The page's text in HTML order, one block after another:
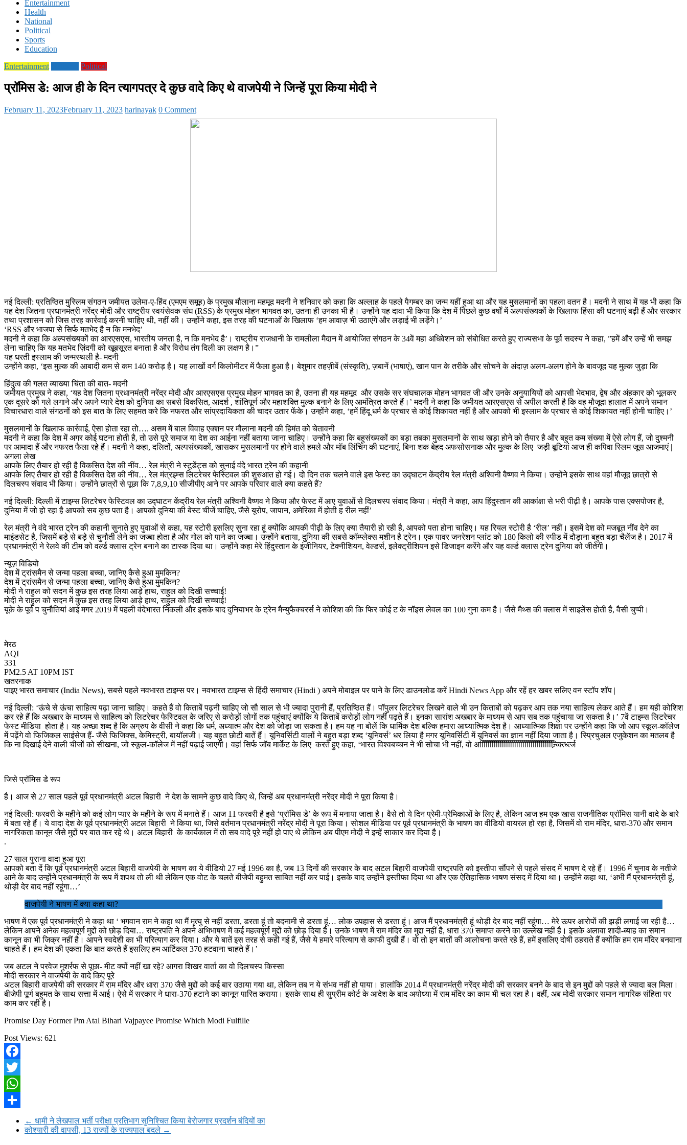
Entertainment
Health
National
Political
Sports
Education
Entertainment
Political
प्रॉमिस डे: आज ही के दिन त्यागपत्र दे कुछ वादे किए थे वाजपेयी ने जिन्हें पूरा किया मोदी ने
February 11, 2023February 11, 2023 harinayak 0 Comment
नई दिल्ली: प्रतिष्ठित मुस्लिम संगठन जमीयत उलेमा-ए-हिंद (एमएम समूह) के प्रमुख मौलाना महमूद मदनी ने शनिवार को कहा कि अल्लाह के पहले पैगम्बर का जन्म यहीं हुआ था और यह मुसलमानों का पहला वतन है। मदनी ने साथ में यह भी कहा कि
यह देश जितना प्रधानमंत्री नरेंद्र मोदी और राष्ट्रीय स्वयंसेवक संघ (RSS) के प्रमुख मोहन भागवत का, उतना ही उनका भी है। उन्होंने यह दावा भी किया कि देश में पिछले कुछ वर्षों में अल्पसंख्यकों के खिलाफ हिंसा की घटनाएं बढ़ी हैं और सरकार
तथा प्रशासन को जिस तरह कार्रवाई करनी चाहिए थी, नहीं की। उन्होंने कहा, इस तरह की घटनाओं के खिलाफ ‘हम आवाज़ भी उठाएंगे और लड़ाई भी लड़ेंगे।’
‘RSS और भाजपा से सिर्फ मतभेद है न कि मनभेद’
मदनी ने कहा कि अल्पसंख्यकों का आरएसएस, भारतीय जनता है, न कि मनभेद है’। राष्ट्रीय राजधानी के रामलीला मैदान में आयोजित संगठन के 34वें महा अधिवेशन को संबोधित करते हुए राज्यसभा के पूर्व सदस्य ने कहा, ”हमें और उन्हें भी समझ
लेना चाहिए कि यह मतभेद ज़िंदगी को खूबसूरत बनाता है और विरोध तंग दिली का लक्षण है।”
यह धरती इस्लाम की जन्मस्थली है- मदनी
उन्होंने कहा, ‘इस मुल्क की आबादी कम से कम 140 करोड़ है। यह लाखों वर्ग किलोमीटर में फैला हुआ है। बेशुमार तहज़ीबें (संस्कृति), ज़बानें (भाषाएं), खान पान के तरीके और सोचने के अंदाज़ अलग-अलग होने के बावजूद यह मुल्क जुड़ा कि
हिंदुत्व की गलत व्याख्या चिंता की बात- मदनी
जमीयत प्रमुख ने कहा, ‘यह देश जितना प्रधानमंत्री नरेंद्र मोदी और आरएसएस प्रमुख मोहन भागवत का है, उतना ही यह महमूद और उसके सर संघचालक मोहन भागवत जी और उनके अनुयायियों को आपसी भेदभाव, द्वेष और अंहकार को भूलकर
एक दूसरे को गले लगाने और अपने प्यारे देश को दुनिया का सबसे विकसित, आदर्श , शांतिपूर्ण और महाशक्ति मुल्क बनाने के लिए आमंत्रित करते हैं।’ मदनी ने कहा कि जमीयत आरएसएस से अपील करती है कि वह मौजूदा हालात में अपने समान
विचारधारा वाले संगठनों को इस बात के लिए सहमत करे कि नफरत और सांप्रदायिकता की चादर उतार फेंके। उन्होंने कहा, ‘हमें हिंदू धर्म के प्रचार से कोई शिकायत नहीं है और आपको भी इस्लाम के प्रचार से कोई शिकायत नहीं होनी चाहिए।’
मुसलमानों के खिलाफ कार्रवाई, ऐसा होता रहा तो…. असम में बाल विवाह एक्शन पर मौलाना मदनी की हिमंत को चेतावनी
मदनी ने कहा कि देश में अगर कोई घटना होती है, तो उसे पूरे समाज या देश का आईना नहीं बताया जाना चाहिए। उन्होंने कहा कि बहुसंख्यकों का बड़ा तबका मुसलमानों के साथ खड़ा होने को तैयार है और बहुत कम संख्या में ऐसे लोग हैं, जो दुश्मनी
पर आमादा हैं और नफरत फैला रहे हैं। मदनी ने कहा, दलितों, अल्पसंख्यकों, खासकर मुसलमानों पर होने वाले हमले और मॉब लिंचिंग की घटनाएं, बिना शक बेहद अफसोसनाक और मुल्क के लिए जड़ी बूटियां आज ही कपिवा स्लिम जूस आजमाएं |
अगला लेख
आपके लिए तैयार हो रही है विकसित देश की नींव… रेल मंत्री ने स्टूडेंट्स को सुनाई वंदे भारत ट्रेन की कहानी
आपके लिए तैयार हो रही है विकसित देश की नींव… रेल मंत्रइम्स लिटरेचर फेस्टिवल की शुरुआत हो गई। दो दिन तक चलने वाले इस फेस्ट का उद्घाटन केंद्रीय रेल मंत्री अश्विनी वैष्णव ने किया। उन्होंने इसके साथ वहां मौजूद छात्रों से
दिलचस्प संवाद भी किया। उन्होंने छात्रों से पूछा कि 7,8,9,10 सीजीपीए आने पर आपके परिवार वाले क्या कहते हैं?
नई दिल्ली: दिल्ली में टाइम्स लिटरेचर फेस्टिवल का उद्घाटन केंद्रीय रेल मंत्री अश्विनी वैष्णव ने किया और फेस्ट में आए युवाओं से दिलचस्प संवाद किया। मंत्री ने कहा, आप हिंदुस्तान की आकांक्षा से भरी पीढ़ी है। आपके पास एक्सपोजर है,
दुनिया में जो हो रहा है आपको सब कुछ पता है। आपको दुनिया की बेस्ट चीजें चाहिए, जैसे यूरोप, जापान, अमेरिका में होती ह रील नहीं’
रेल मंत्री ने वंदे भारत ट्रेन की कहानी सुनाते हुए युवाओं से कहा, यह स्टोरी इसलिए सुना रहा हूं क्योंकि आपकी पीढ़ी के लिए क्या तैयारी हो रही है, आपको पता होना चाहिए। यह रियल स्टोरी है ‘रील’ नहीं। इसमें देश को मजबूत नींव देने का
माइंडसेट है, जिसमें बड़े से बड़े से चुनौती लेने का जज्बा होता है और गोल को पाने का जज्बा। उन्होंने बताया, दुनिया की सबसे कॉम्प्लेक्स मशीन है ट्रेन। एक पावर जनरेशन प्लांट को 180 किलो की स्पीड में दौड़ाना बहुत बड़ा चैलेंज है। 2017 में
प्रधानमंत्री ने रेलवे की टीम को वर्ल्ड क्लास ट्रेन बनाने का टास्क दिया था। उन्होंने कहा मेरे हिंदुस्तान के इंजीनियर, टेक्नीशियन, वेल्डर्स, इलेक्ट्रीशियन इसे डिजाइन करेंगे और यह वर्ल्ड क्लास ट्रेन दुनिया को जीतेगी।
न्यूज़ विडियो
देश में ट्रांसमैन से जन्मा पहला बच्चा, जानिए कैसे हुआ मुमकिन?
देश में ट्रांसमैन से जन्मा पहला बच्चा, जानिए कैसे हुआ मुमकिन?
मोदी ने राहुल को सदन में कुछ इस तरह लिया आड़े हाथ, राहुल को दिखी सच्चाई!
मोदी ने राहुल को सदन में कुछ इस तरह लिया आड़े हाथ, राहुल को दिखी सच्चाई!
यूके के पूर्व प चुनौतियां आई मगर 2019 में पहली वंदेभारत निकली और इसके बाद दुनियाभर के ट्रेन मैन्युफैक्चरर्स ने कोशिश की कि फिर कोई ट के नॉइस लेवल का 100 गुना कम है। जैसे मैथ्स की क्लास में साइलेंस होती है, वैसी चुप्पी।
मेरठ
AQI
331
PM2.5 AT 10PM IST
खतरनाक
पाइए भारत समाचार (India News), सबसे पहले नवभारत टाइम्स पर। नवभारत टाइम्स से हिंदी समाचार (Hindi ) अपने मोबाइल पर पाने के लिए डाउनलोड करें Hindi News App और रहें हर खबर सलिए वन स्टॉप शॉप |
नई दिल्ली: ‘ऊंचे से ऊंचा साहित्य पढ़ा जाना चाहिए। कहते हैं वो किताबें पढ़नी चाहिए जो सौ साल से भी ज्यादा पुरानी हैं, प्रतिष्ठित हैं। पॉपुलर लिटरेचर लिखने वाले भी उन किताबों को पढ़कर आप तक नया साहित्य लेकर आते हैं। हम यही कोशिश
कर रहे हैं कि अखबार के माध्यम से साहित्य को लिटरेचर फेस्टिवल के जरिए से करोड़ों लोगों तक पहुंचाएं क्योंकि ये किताबें करोड़ों लोग नहीं पढ़ते हैं। इनका सारांश अखबार के माध्यम से आप सब तक पहुंचाया जा सकता है।’ 7वें टाइम्स लिटरेचर
फेस्ट मीडिया होता है। यह अच्छा शब्द है कि अग्रुप के वीसी ने कहा कि धर्म, अध्यात्म और देश को जोड़ा जा सकता है। हम यह ना बोलें कि धार्मिक देश बल्कि हमारा आध्यात्मिक देश है। आध्यात्मिक शिक्षा पर उन्होंने कहा कि जो आप स्कूल-कॉलेज
में पढ़ेंगे वो फिजिकल साइंसेज हैं- जैसे फिजिक्स, केमिस्ट्री, बायॉलजी। यह बहुत छोटी बातें हैं। यूनिवर्सिटी वालों ने बहुत बड़ा शब्द ‘यूनिवर्स’ धर लिया है मगर यूनिवर्सिटी में यूनिवर्स का ज्ञान नहीं दिया जाता है। स्प्रिचुअल एजुकेशन का मतलब है
कि ना दिखाई देने वाली चीजों को सीखना, जो स्कूल-कॉलेज में नहीं पढ़ाई जाएगी। वहां सिर्फ जॉब मार्केट के लिए करते हुए कहा, ‘भारत विश्वबच्चन ने भी सोचा भी नहीं, वो अर्न्र्व्क्त्ध्त्ज‍िििििििििििििििििििििििििििििििििििि
जिसे प्रॉमिस डे रूप
है। आज से 27 साल पहले पूर्व प्रधानमंत्री अटल बिहारी ने देश के सामने कुछ वादे किए थे, जिन्हें अब प्रधानमंत्री नरेंद्र मोदी ने पूरा किया है।
नई दिल्ली: फरवरी के महीने को कई लोग प्यार के महीने के रूप में मनाते हैं। आज 11 फरवरी है इसे ‘प्रॉमिस डे’ के रूप में मनाया जाता है। वैसे तो ये दिन प्रेमी-प्रेमिकाओं के लिए है, लेकिन आज हम एक खास राजनीतिक प्रॉमिस यानी वादे के बारे
में बता रहे हैं। ये वादा देश के पूर्व प्रधानमंत्री अटल बिहारी ने किया था, जिसे वर्तमान प्रधानमंत्री नरेंद्र मोदी ने पूरा किया। सोशल मीडिया पर पूर्व प्रधानमंत्री के भाषण का वीडियो वायरल हो रहा है, जिसमें वो राम मंदिर, धारा-370 और समान
नागरिकता कानून जैसे मुद्दों पर बात कर रहे थे। अटल बिहारी के कार्यकाल में तो सब वादे पूरे नहीं हो पाए थे लेकिन अब पीएम मोदी ने इन्हें साकार कर दिया है।
.
27 साल पुराना वादा हुआ पूरा
आपको बता दें कि पूर्व प्रधानमंत्री अटल बिहारी वाजपेयी के भाषण का ये वीडियो 27 मई 1996 का है, जब 13 दिनों की सरकार के बाद अटल बिहारी वाजपेयी राष्ट्रपति को इस्तीपा सौंपने से पहले संसद में भाषण दे रहे हैं। 1996 में चुनाव के नतीजे
आने के बाद उन्होंने प्रधानमंत्री के रूप में शपथ तो ली थी लेकिन एक वोट के चलते बीजेपी बहुमत साबित नहीं कर पाई। इसके बाद उन्होंने इस्तीफा दिया था और एक ऐतिहासिक भाषण संसद में दिया था। उन्होंने कहा था, ‘अभी मैं प्रधानमंत्री हूं,
थोड़ी देर बाद नहीं रहूंगा…’
­वाजपेयी ने भाषण में क्या कहा था?
भाषण में एक पूर्व प्रधानमंत्री ने कहा था ‘ भगवान राम ने कहा था मैं मृत्यु से नहीं डरता, डरता हूं तो बदनामी से डरता हूं… लोक उपहास से डरता हूं। आज मैं प्रधानमंत्री हूं थोड़ी देर बाद नहीं रहूंगा… मेरे ऊपर आरोपों की झड़ी लगाई जा रही है…
लेकिन आपने अनेक महत्वपूर्ण मुद्दों को छोड़ दिया… राष्ट्रपति ने अपने अभिभाषण में कई महत्वपूर्ण मुद्दों को छोड़ दिया है। उनके भाषण में राम मंदिर का मुद्दा नहीं है, धारा 370 समाप्त करने का उल्लेख नहीं है। इसके अलावा शादी-ब्याह का समान
कानून का भी जिक्र नहीं है। आपने स्वदेशी का भी परित्याग कर दिया। और ये बातें इस तरह से कही गई हैं, जैसे ये हमारे परित्याग से काफी दुखी हैं। वो तो इन बातों की आलोचना करते रहे हैं, हमें इसलिए दोषी ठहराते हैं क्योंकि हम राम मंदिर बनवाना
चाहते हैं। हम देश की एकता कि बात करते हैं इसलिए हम आर्टिकल 370 हटवाना चाहते हैं।’
जब अटल ने परवेज मुशर्रफ से पूछा- मीट क्‍यों नहीं खा रहे? आगरा शिखर वार्ता का वो दिलचस्‍प किस्‍सा
मोदी सरकार ने वाजपेयी के वादे किए पूरे
अटल बिहारी वाजपेयी की सरकार में राम मंदिर और धारा 370 जैसे मुद्दों को कई बार उठाया गया था, लेकिन तब न ये संभव नहीं हो पाया। हालांकि 2014 में प्रधानमंत्री नरेंद्र मोदी की सरकार बनने के बाद से इन मुद्दों को पहले से ज्यादा बल मिला।
बीजेपी पूर्ण बहुमत के साथ सत्ता में आई। ऐसे में सरकार ने धारा-370 हटाने का कानून पारित कराया। इसके साथ ही सुप्रीम कोर्ट के आदेश के बाद अयोध्या में राम मंदिर का काम भी चल रहा है। वहीं, अब मोदी सरकार समान नागरिक संहिता पर
काम कर रही है।
Promise Day Former Pm Atal Bihari Vajpayee Promise Which Modi Fulfille
Post Views: 621
Facebook
Twitter
WhatsApp
← धामी ने लेखपाल भर्ती परीक्षा प्रतिभाग सुनिश्चित किया बेरोजगार प्रदर्शन बंदियों का
कोश्यारी की वापसी, 13 राज्यों के राज्यपाल बदले →